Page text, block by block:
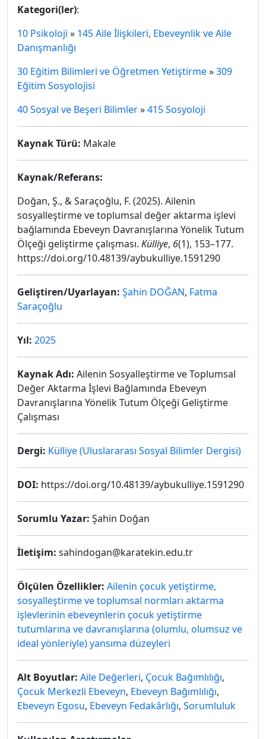
Kategori(ler):
10 Psikoloji » 145 Aile İlişkileri, Ebeveynlik ve Aile
Danışmanlığı
30 Eğitim Bilimleri ve Öğretmen Yetiştirme»309
Eğitim Sosyolojisi
40 Sosyal ve Beşeri Bilimler»415 Sosyoloji
Kaynak Türü: Makale
Kaynak/Referans:
Doğan, Ş., & Saraçoğlu, F. (2025). Ailenin
sosyalleştirme ve toplumsal değer aktarma işlevi
bağlamında Ebeveyn Davranışlarına Yönelik Tutum
Ölçeği geliştirme çalışması. Külliye, 6(1), 153–177.
https://doi.org/10.48139/aybukulliye.1591290
Geliştiren/Uyarlayan: Şahin DOĞAN, Fatma
Saraçoğlu
Yıl: 2025
Kaynak Adı: Ailenin Sosyalleştirme ve Toplumsal
Değer Aktarma İşlevi Bağlamında Ebeveyn
Davranışlarına Yönelik Tutum Ölçeği Geliştirme
Çalışması
Dergi: Külliye (Uluslararası Sosyal Bilimler Dergisi)
DOI: https://doi.org/10.48139/aybukulliye.1591290
Sorumlu Yazar: Şahin Doğan
İletişim: sahindogan@karatekin.edu.tr
Ölçülen Özellikler: Ailenin çocuk yetiştirme,
sosyalleştirme ve toplumsal normları aktarma
işlevlerinin ebeveynlerin çocuk yetiştirme
tutumlarına ve davranışlarına (olumlu, olumsuz ve
ideal yönleriyle) yansıma düzeyleri
Alt Boyutlar: Aile Değerleri, Çocuk Bağımlılığı,
Çocuk Merkezli Ebeveyn, Ebeveyn Bağımlılığı,
Ebeveyn Egosu, Ebeveyn Fedakârlığı, Sorumluluk